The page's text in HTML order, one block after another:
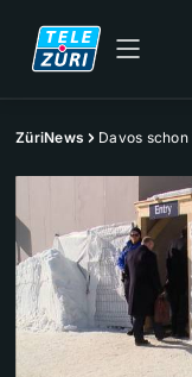
ZüriNews Davos